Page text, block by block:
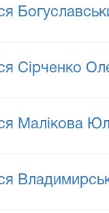
Сірченко
Малікова